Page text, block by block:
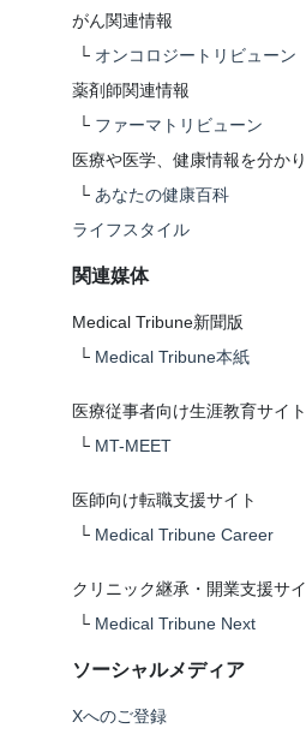
がん関連情報
└ オンコロジートリビューン
薬剤師関連情報
└ ファーマトリビューン
医療や医学、健康情報を分か
└ あなたの健康百科
ライフスタイル
関連媒体
Medical Tribune新聞版
└ Medical Tribune本紙
医療従事者向け生涯教育サイト
└ MT-MEET
医師向け転職支援サイト
└ Medical Tribune Career
クリニック継承・開業支援サ
└ Medical Tribune Next
ソーシャルメディア
Xへのご登録